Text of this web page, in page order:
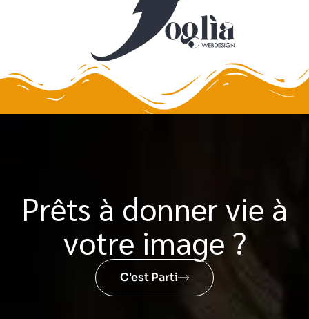
Prêts à donner vie à
votre image ?
C'est Parti